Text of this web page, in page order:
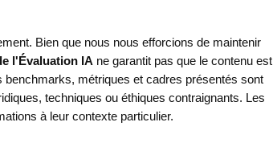
Bien que nous nous efforcions de maintenir
l'Évaluation IA ne garantit pas que le contenu est
métriques et cadres présentés sont
techniques ou éthiques contraignants. Les
à leur contexte particulier.